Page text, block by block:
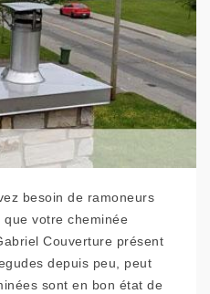
besoin de ramoneurs
votre cheminée
Couverture présent
depuis peu, peut
sont en bon état de